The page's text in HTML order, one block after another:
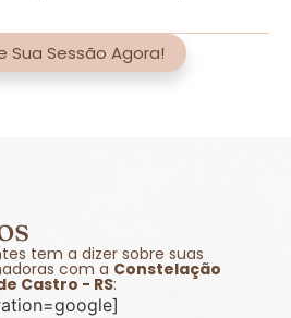
Sua Sessão Agora!
tem a dizer sobre suas
com a Constelação
Castro - RS: